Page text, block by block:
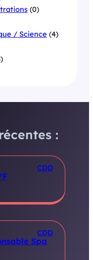
(0)
/ Science (4)
:
CDD
CDD
Spa